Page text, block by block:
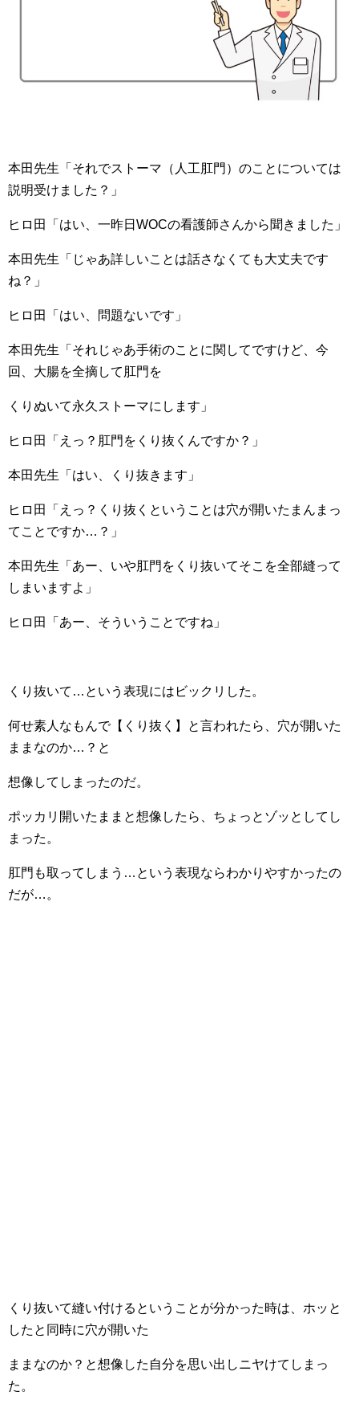
本田先生「それでストーマ（人工肛門）のことについては
説明受けました？」
ヒロ田「はい、一昨日WOCの看護師さんから聞きました」
本田先生「じゃあ詳しいことは話さなくても大丈夫です
ね？」
ヒロ田「はい、問題ないです」
本田先生「それじゃあ手術のことに関してですけど、今
回、大腸を全摘して肛門を
くりぬいて永久ストーマにします」
ヒロ田「えっ？肛門をくり抜くんですか？」
本田先生「はい、くり抜きます」
ヒロ田「えっ？くり抜くということは穴が開いたまんまっ
てことですか…？」
本田先生「あー、いや肛門をくり抜いてそこを全部縫って
しまいますよ」
ヒロ田「あー、そういうことですね」
くり抜いて…という表現にはビックリした。
何せ素人なもんで【くり抜く】と言われたら、穴が開いた
ままなのか…？と
想像してしまったのだ。
ポッカリ開いたままと想像したら、ちょっとゾッとしてし
まった。
肛門も取ってしまう…という表現ならわかりやすかったの
だが…。
くり抜いて縫い付けるということが分かった時は、ホッと
したと同時に穴が開いた
ままなのか？と想像した自分を思い出しニヤけてしまっ
た。